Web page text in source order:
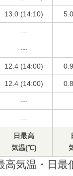
13.0 (14:10)
---
---
12.4 (14:00)
12.4 (14:00)
---
---
日最高
気温(℃)
高気温・日最